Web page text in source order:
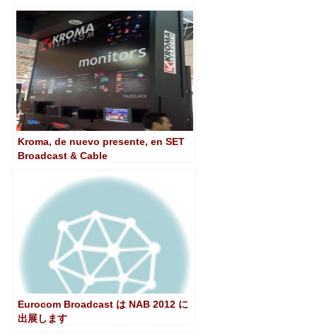
Kroma, de nuevo presente, en SET
Broadcast & Cable
Eurocom Broadcast は NAB 2012 に
出展します